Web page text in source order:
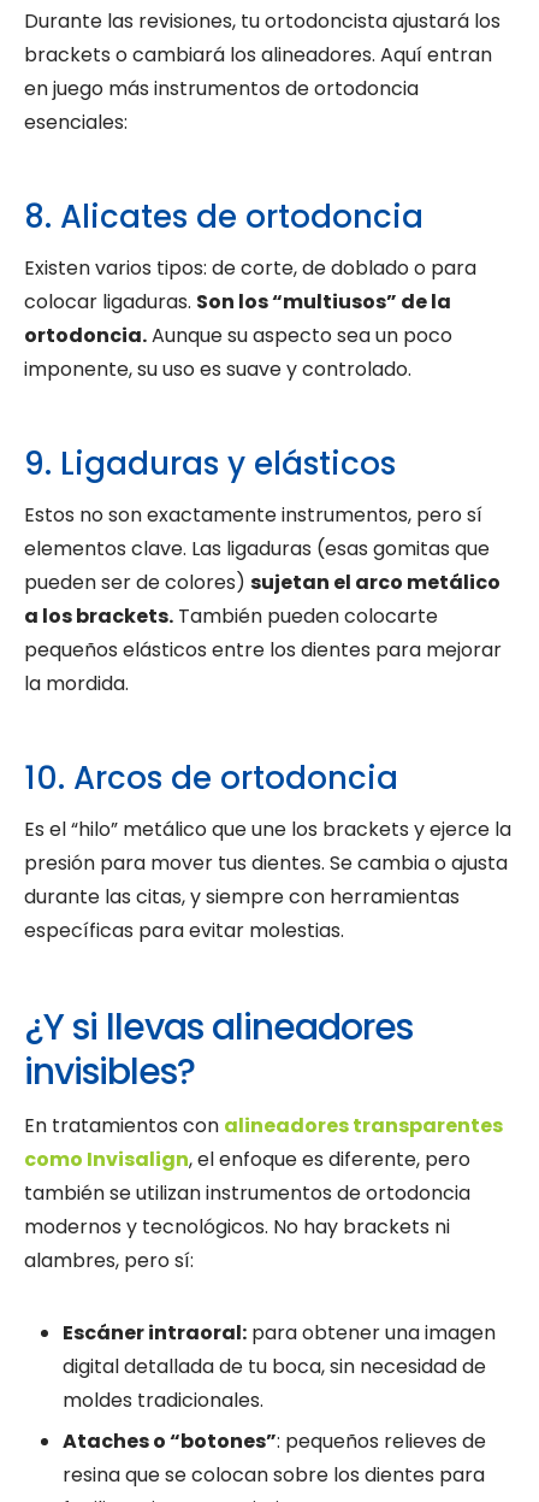
Durante las revisiones, tu ortodoncista ajustará los
brackets o cambiará los alineadores. Aquí entran
en juego más instrumentos de ortodoncia
esenciales:
8. Alicates de ortodoncia
Existen varios tipos: de corte, de doblado o para
colocar ligaduras. Son los “multiusos” de la
ortodoncia.Aunque su aspecto sea un poco
imponente, su uso es suave y controlado.
9. Ligaduras y elásticos
Estos no son exactamente instrumentos, pero sí
elementos clave. Las ligaduras (esas gomitas que
pueden ser de colores) sujetan el arco metálico
a los brackets. También pueden colocarte
pequeños elásticos entre los dientes para mejorar
la mordida.
10. Arcos de ortodoncia
Es el “hilo” metálico que une los brackets y ejerce la
presión para mover tus dientes. Se cambia o ajusta
durante las citas, y siempre con herramientas
específicas para evitar molestias.
¿Y si llevas alineadores
invisibles?
En tratamientos con alineadores transparentes
como Invisalign, el enfoque es diferente, pero
también se utilizan instrumentos de ortodoncia
modernos y tecnológicos. No hay brackets ni
alambres, pero sí:
Escáner intraoral: para obtener una imagen
digital detallada de tu boca, sin necesidad de
moldes tradicionales.
Ataches o “botones”: pequeños relieves de
resina que se colocan sobre los dientes para